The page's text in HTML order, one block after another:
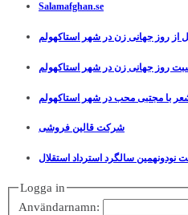
Salamafghan.se
از روز جهانی زن در شهر استاکهولم
روز جهانی زن در شهر استاکهولم
با مجتبی محب در شهر استاکهولم
شرکت قالین فروشی
نودونهمین سالگرد استرداد استقلال
Logga in
Användarnamn: